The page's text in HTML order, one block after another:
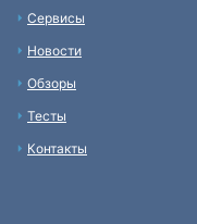
Сервисы
Новости
Обзоры
Тесты
Контакты